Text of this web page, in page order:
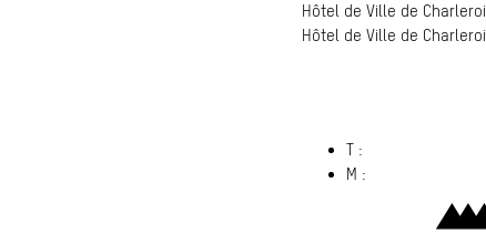
Hôtel de Ville de Charleroi
Hôtel de Ville de Charleroi
T :
M :